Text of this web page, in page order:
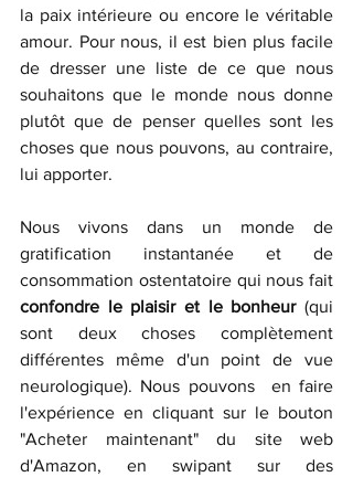
la paix intérieure ou encore le véritable
amour. Pour nous, il est bien plus facile
de dresser une liste de ce que nous
souhaitons que le monde nous donne
plutôt que de penser quelles sont les
choses que nous pouvons, au contraire,
lui apporter.
Nous vivons dans un monde de
gratification instantanée et de
confondre le plaisir et le bonheur (qui
sont deux choses complètement
différentes même d'un point de vue
neurologique). Nous pouvons  en faire
l'expérience en cliquant sur le bouton
"Acheter maintenant" du site web
d'Amazon, en swipant sur des